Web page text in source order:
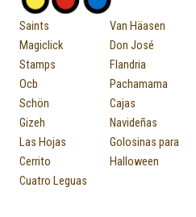
Saints
Magiclick
Stamps
Ocb
Schön
Gizeh
Las Hojas
Cerrito
Cuatro Leguas
Van Häasen
Don José
Flandria
Pachamama
Cajas
Navideñas
Golosinas para
Halloween